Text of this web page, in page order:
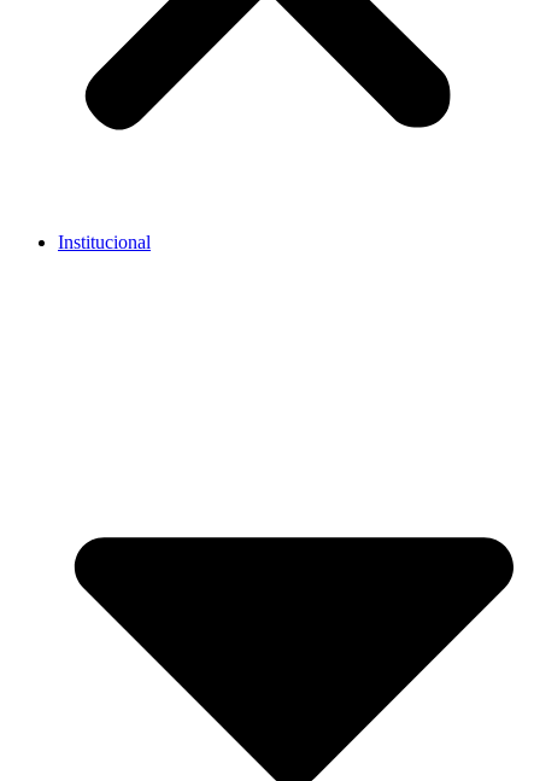
Institucional